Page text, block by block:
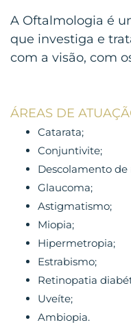
A Oftalmologia é
que investiga e
com a visão, com
ÁREAS DE
Catarata;
Conjuntivite;
Descolamento de
Glaucoma;
Astigmatismo;
Miopia;
Hipermetropia;
Estrabismo;
Retinopatia
Uveíte;
Ambiopia.